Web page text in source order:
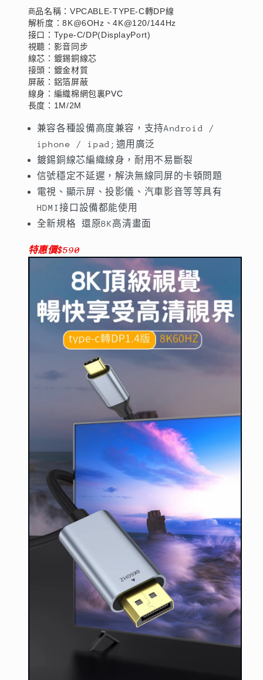
不
卡
頓-
-
手
機
變
大
銀
幕
數
量
減
少
不
卡
頓-
變
大
銀
幕
數
量
增
加
商品名稱： VPCABLE-TYPE-C轉DP線
解析度：8K@6OHz 、4K@120/144Hz
接口： Type-C/DP(DisplayPort)
視聽：影音同步
線芯：鍍錫銅線芯
接頭：鍍金材質
屏蔽：鋁箔屏蔽
線身：編織棉網包裏PVC
長度： 1M/2M
兼容各種設備高度兼容，支持Android /
iphone / ipad;適用廣泛
鍍錫銅線芯編織線身，耐用不易斷裂
信號穩定不延遲，解決無線同屏的卡頓問題
電視、顯示屏、投影儀、汽車影音等等具有
HDMI接口設備都能使用
全新規格 還原8K高清畫面
特惠價$590